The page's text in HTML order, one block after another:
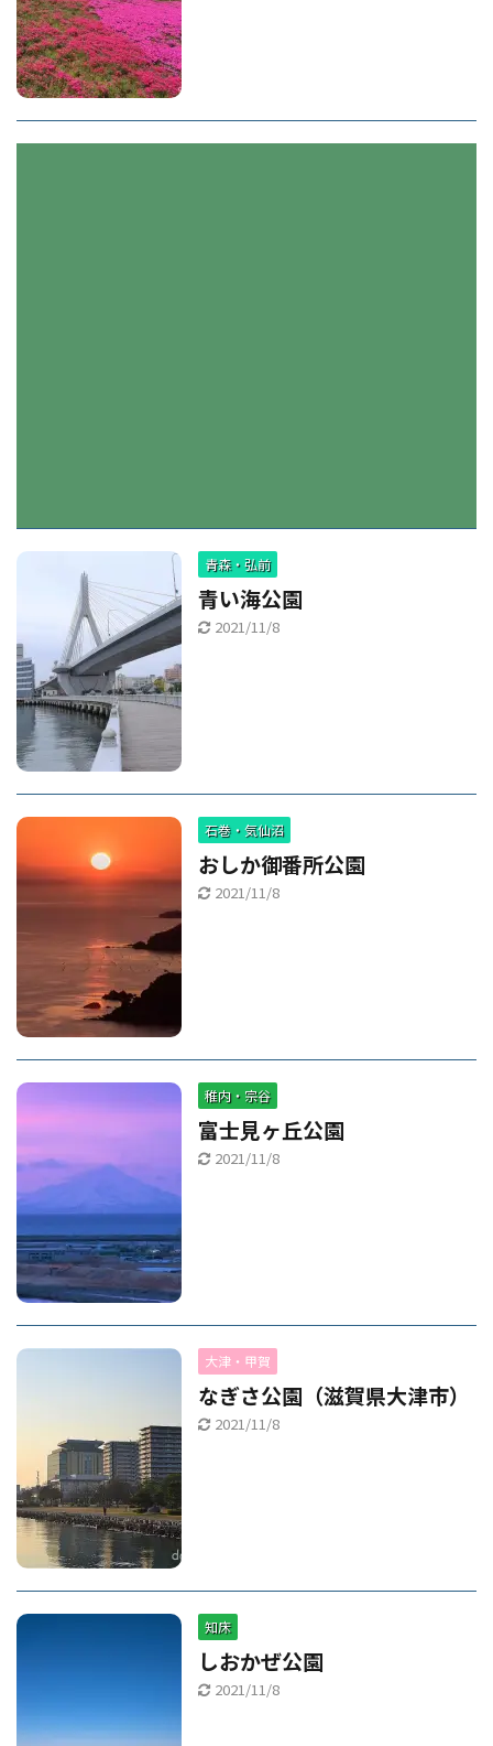
青森・弘前
青い海公園
2021/11/8
石巻・気仙沼
おしか御番所公園
2021/11/8
稚内・宗谷
富士見ヶ丘公園
2021/11/8
大津・甲賀
なぎさ公園（滋賀県大津市）
2021/11/8
知床
しおかぜ公園
2021/11/8